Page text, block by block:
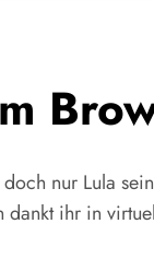
nur Lula
ihr in